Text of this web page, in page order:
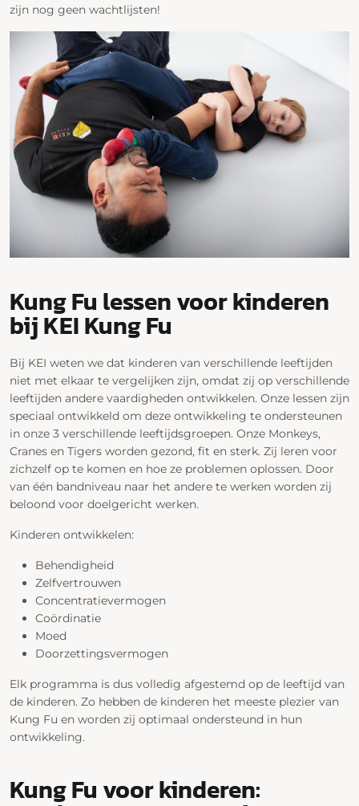
zijn nog geen wachtlijsten!
Kung Fu lessen voor kinderen
bij KEI Kung Fu
Bij KEI weten we dat kinderen van verschillende leeftijden
niet met elkaar te vergelijken zijn, omdat zij op verschillende
leeftijden andere vaardigheden ontwikkelen. Onze lessen zijn
speciaal ontwikkeld om deze ontwikkeling te ondersteunen
in onze 3 verschillende leeftijdsgroepen. Onze Monkeys,
Cranes en Tigers worden gezond, fit en sterk. Zij leren voor
zichzelf op te komen en hoe ze problemen oplossen. Door
van één bandniveau naar het andere te werken worden zij
beloond voor doelgericht werken.
Kinderen ontwikkelen:
Behendigheid
Zelfvertrouwen
Concentratievermogen
Coördinatie
Moed
Doorzettingsvermogen
Elk programma is dus volledig afgestemd op de leeftijd van
de kinderen. Zo hebben de kinderen het meeste plezier van
Kung Fu en worden zij optimaal ondersteund in hun
ontwikkeling.
Kung Fu voor kinderen: